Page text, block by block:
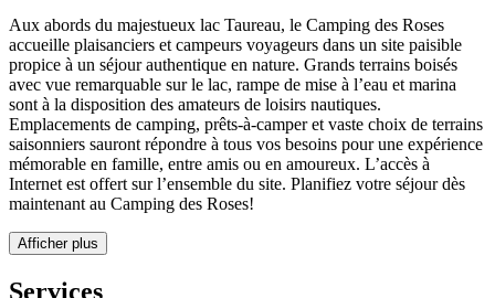
Aux abords du majestueux lac Taureau, le Camping des Roses
accueille plaisanciers et campeurs voyageurs dans un site paisible
propice à un séjour authentique en nature. Grands terrains boisés
avec vue remarquable sur le lac, rampe de mise à l’eau et marina
sont à la disposition des amateurs de loisirs nautiques.
Emplacements de camping, prêts-à-camper et vaste choix de terrains
saisonniers sauront répondre à tous vos besoins pour une expérience
mémorable en famille, entre amis ou en amoureux. L’accès à
Internet est offert sur l’ensemble du site. Planifiez votre séjour dès
maintenant au Camping des Roses!
Afficher plus
Services